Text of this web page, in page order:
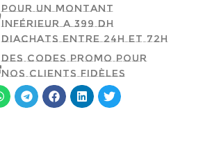
pour un montant
inférieur a 399 dh
d'achats entre 24h et 72h
Des codes promo pour
nos clients fidèles